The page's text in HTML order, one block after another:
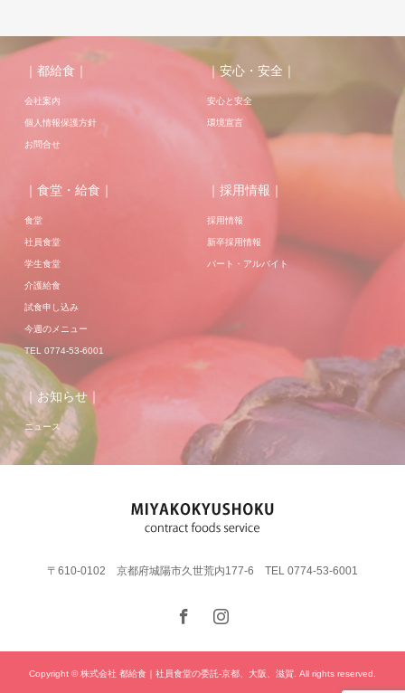
｜都給食｜
会社案内
個人情報保護方針
お問合せ
｜安心・安全｜
安心と安全
環境宣言
｜食堂・給食｜
食堂
社員食堂
学生食堂
介護給食
試食申し込み
今週のメニュー
TEL 0774-53-6001
｜採用情報｜
採用情報
新卒採用情報
パート・アルバイト
｜お知らせ｜
ニュース
〒610-0102 京都府城陽市久世荒内177-6 TEL 0774-53-6001
Copyright © 株式会社 都給食｜社員食堂の委託-京都、大阪、滋賀. All rights reserved.